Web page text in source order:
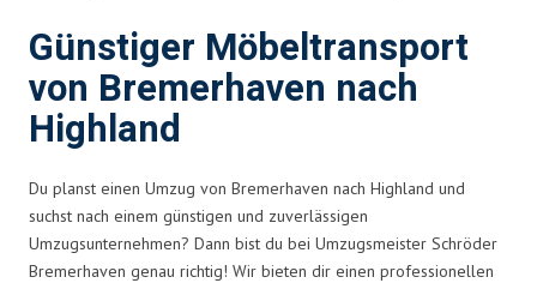
Günstiger Möbeltransport
von Bremerhaven nach
Highland
Du planst einen Umzug von Bremerhaven nach Highland und
suchst nach einem günstigen und zuverlässigen
Umzugsunternehmen? Dann bist du bei Umzugsmeister Schröder
Bremerhaven genau richtig! Wir bieten dir einen professionellen